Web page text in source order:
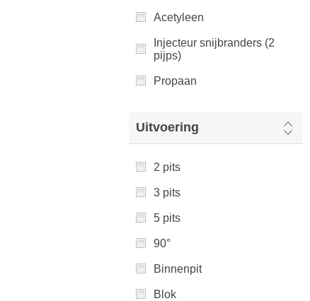
Acetyleen
Injecteur snijbranders (2
pijps)
Propaan
Uitvoering
2 pits
3 pits
5 pits
90°
Binnenpit
Blok